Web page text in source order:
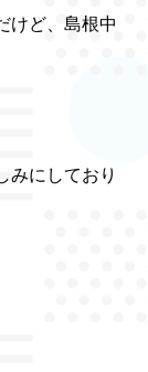
けど、島根中
みにしており